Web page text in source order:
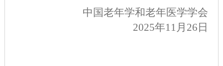
中国老年学和老年医学学会
2025年11 月 26日